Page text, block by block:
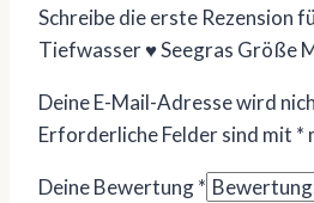
Schreibe die erste Rezension
Tiefwasser ♥ Seegras Größe
Deine E-Mail-Adresse wird
Erforderliche Felder sind mit *
Deine Bewertung*